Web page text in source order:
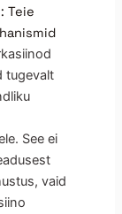
Teie
tugevalt
See ei
vaid